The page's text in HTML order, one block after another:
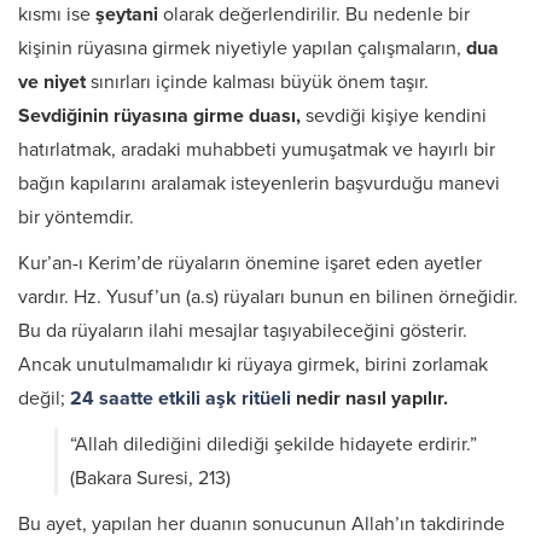
kısmı ise şeytani olarak değerlendirilir. Bu nedenle bir
kişinin rüyasına girmek niyetiyle yapılan çalışmaların, dua
ve niyetsınırları içinde kalması büyük önem taşır.
Sevdiğinin rüyasına girme duası, sevdiği kişiye kendini
hatırlatmak, aradaki muhabbeti yumuşatmak ve hayırlı bir
bağın kapılarını aralamak isteyenlerin başvurduğu manevi
bir yöntemdir.
Kur’an-ı Kerim’de rüyaların önemine işaret eden ayetler
vardır. Hz. Yusuf’un (a.s) rüyaları bunun en bilinen örneğidir.
Bu da rüyaların ilahi mesajlar taşıyabileceğini gösterir.
Ancak unutulmamalıdır ki rüyaya girmek, birini zorlamak
değil; 24 saatte etkili aşk ritüeli nedir nasıl yapılır.
“Allah dilediğini dilediği şekilde hidayete erdirir.”
(Bakara Suresi, 213)
Bu ayet, yapılan her duanın sonucunun Allah’ın takdirinde